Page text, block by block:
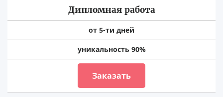
Дипломная работа
от 5-ти дней
уникальность 90%
Заказать